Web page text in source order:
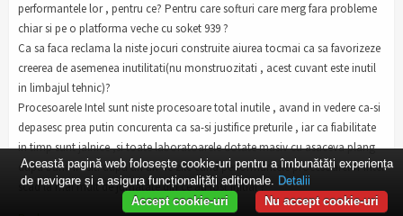
performantele lor , pentru ce? Pentru care softuri care merg fara probleme
chiar si pe o platforma veche cu soket 939 ?
Ca sa faca reclama la niste jocuri construite aiurea tocmai ca sa favorizeze
creerea de asemenea inutilitati(nu monstruozitati , acest cuvant este inutil
in limbajul tehnic)?
Procesoarele Intel sunt niste procesoare total inutile , avand in vedere ca-si
depasesc prea putin concurenta ca sa-si justifice preturile , iar ca fiabilitate
in timp sunt jalnice ,si toate laboratoarele dotate masiv cu asaceva plang
dupa banii irositi dupa un an de zile cand performantele procesoarelor intel
scad la mai mult de jumatate din ce au fost initial ?
Această pagină web folosește cookie-uri pentru a îmbunătăți experiența
de navigare și a asigura funcționalițăți adiționale. Detalii
Nu accept cookie-uri
Accept cookie-uri